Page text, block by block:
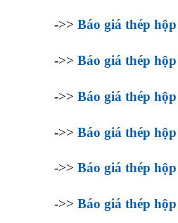
->> Báo giá thép
->> Báo giá thép
->> Báo giá thép
->> Báo giá thép
->> Báo giá thép
->> Báo giá thép